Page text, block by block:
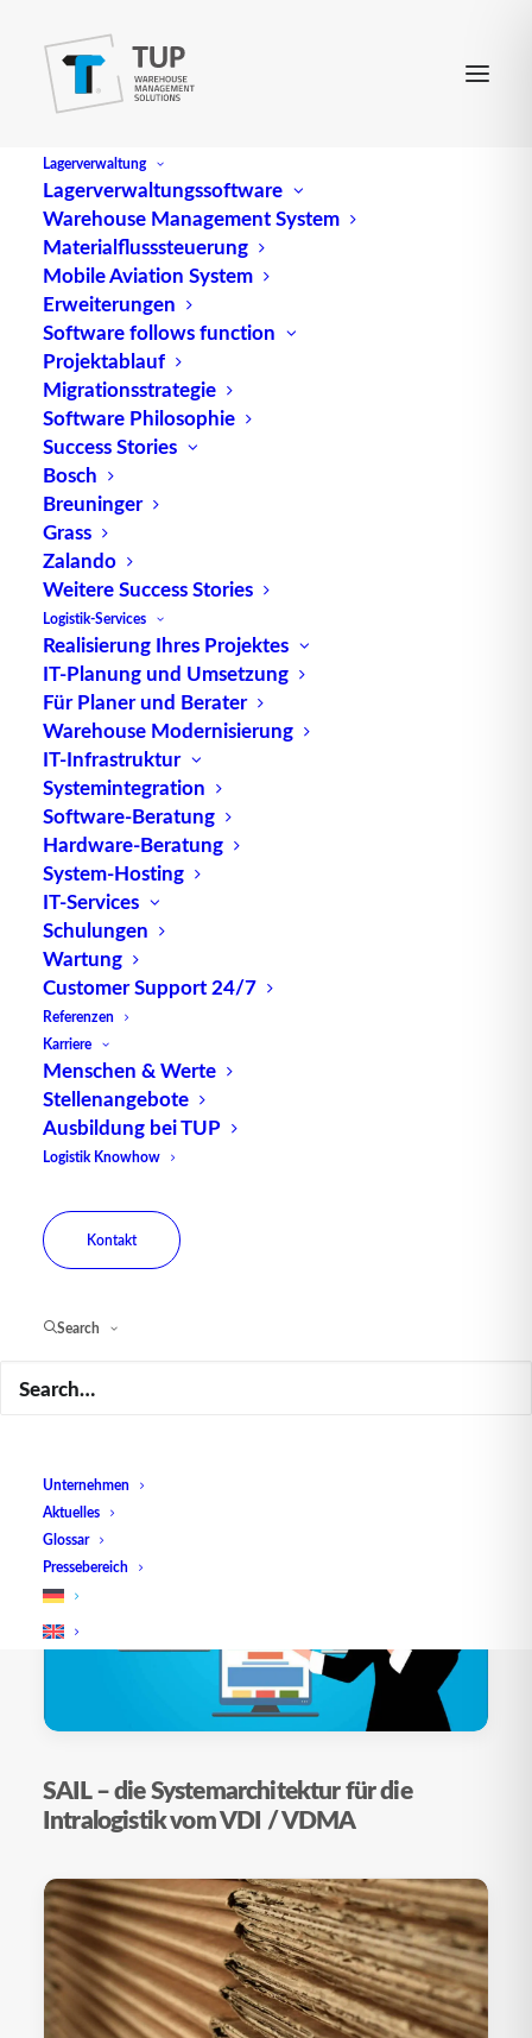
Lagerverwaltung
Lagerverwaltungssoftware
Warehouse Management System
Materialflusssteuerung
Mobile Aviation System
Erweiterungen
Software follows function
Projektablauf
Migrationsstrategie
Software Philosophie
Success Stories
Bosch
Breuninger
Grass
Zalando
Weitere Success Stories
Logistik-Services
Realisierung Ihres Projektes
IT-Planung und Umsetzung
Für Planer und Berater
Warehouse Modernisierung
IT-Infrastruktur
Systemintegration
Software-Beratung
Hardware-Beratung
System-Hosting
IT-Services
Schulungen
Wartung
Customer Support 24/7
Referenzen
Karriere
Menschen & Werte
Stellenangebote
Ausbildung bei TUP
Logistik Knowhow
Kontakt
Search
Unternehmen
Aktuelles
Glossar
Pressebereich
Lagerautomatisierung
Warehouse Control System – kurz: WCS
AutoStore und Cube Storage – Definition
und Überblick
Das Internet der Dinge (IoT) und die
SAIL – die Systemarchitektur für die
Intralogistik vom VDI / VDMA